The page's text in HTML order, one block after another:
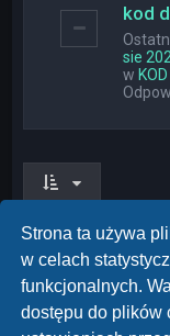
Strona ta używa
w celach
funkcjonalnych.
dostępu do plików
kod
sie
w